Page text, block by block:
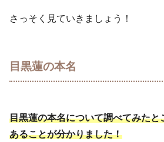
さっそく見ていきましょう！
目黒蓮の本名
目黒蓮の本名について調べてみたと
あることが分かりました！